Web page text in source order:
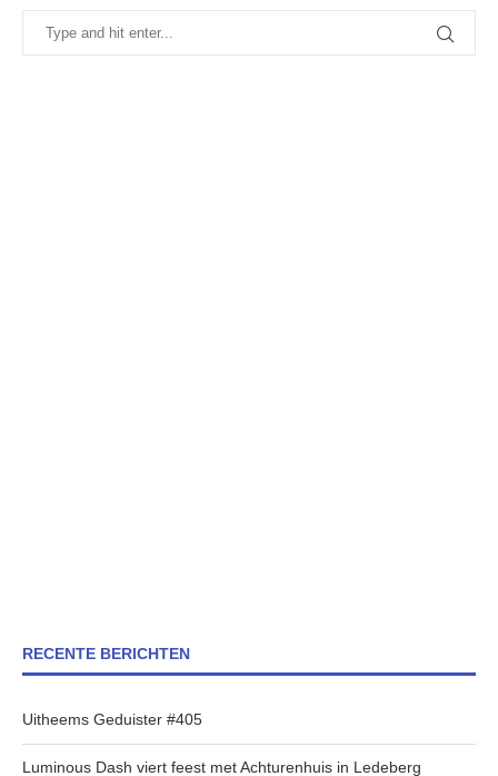
RECENTE BERICHTEN
Uitheems Geduister #405
Luminous Dash viert feest met Achturenhuis in Ledeberg